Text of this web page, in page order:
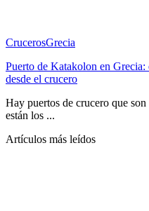
CrucerosGrecia
Puerto de Katakolon en
desde el crucero
Hay puertos de crucero que
están los ...
Artículos más leídos